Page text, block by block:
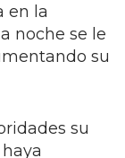
en la
noche se le
su
su